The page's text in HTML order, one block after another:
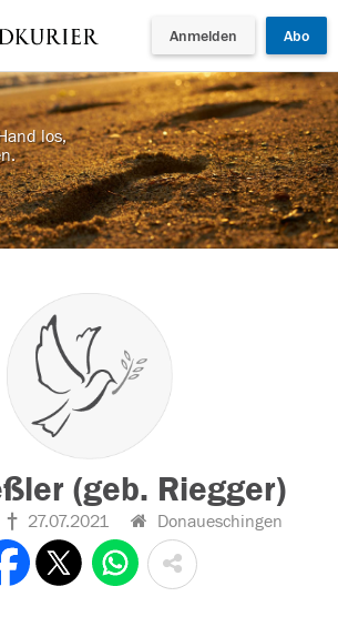
Anmelden Abo
los,
(geb. Riegger)
27.07.2021 Donaueschingen